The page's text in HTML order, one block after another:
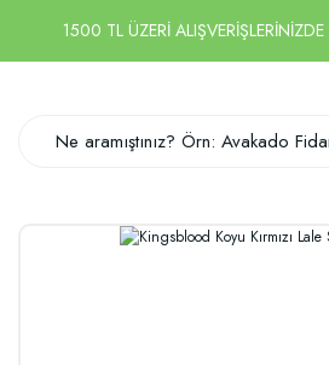
1500 TL ÜZERİ ALIŞVERİŞLERİNİZDE